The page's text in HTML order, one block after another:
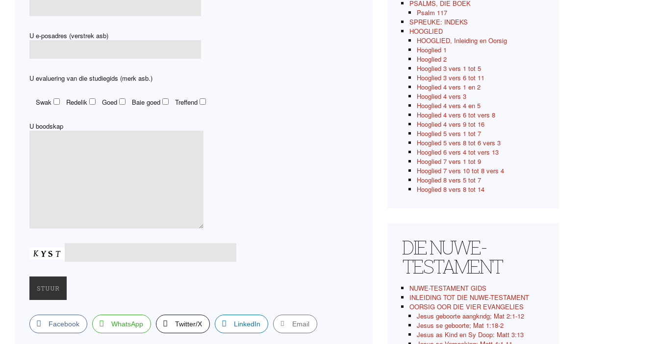
U e-posadres (verstrek asb)
U evaluering van die studiegids (merk asb.)
Swak Redelik Goed Baie goed Treffend
U boodskap
Facebook WhatsApp Twitter/X LinkedIn Email
PSALMS, DIE BOEK
Psalm 117
SPREUKE: INDEKS
HOOGLIED
HOOGLIED, Inleiding en Oorsig
Hooglied 1
Hooglied 2
Hooglied 3 vers 1 tot 5
Hooglied 3 vers 6 tot 11
Hooglied 4 vers 1 en 2
Hooglied 4 vers 3
Hooglied 4 vers 4 en 5
Hooglied 4 vers 6 tot vers 8
Hooglied 4 vers 9 tot 16
Hooglied 5 vers 1 tot 7
Hooglied 5 vers 8 tot 6 vers 3
Hooglied 6 vers 4 tot vers 13
Hooglied 7 vers 1 tot 9
Hooglied 7 vers 10 tot 8 vers 4
Hooglied 8 vers 5 tot 7
Hooglied 8 vers 8 tot 14
DIE NUWE-
TESTAMENT
NUWE-TESTAMENT GIDS
INLEIDING TOT DIE NUWE-TESTAMENT
OORSIG OOR DIE VIER EVANGELIES
Jesus geboorte aangkndg; Mat 2:1-12
Jesus se geboorte; Mat 1:18-2
Jesus as Kind en Sy Doop: Matt 3:13